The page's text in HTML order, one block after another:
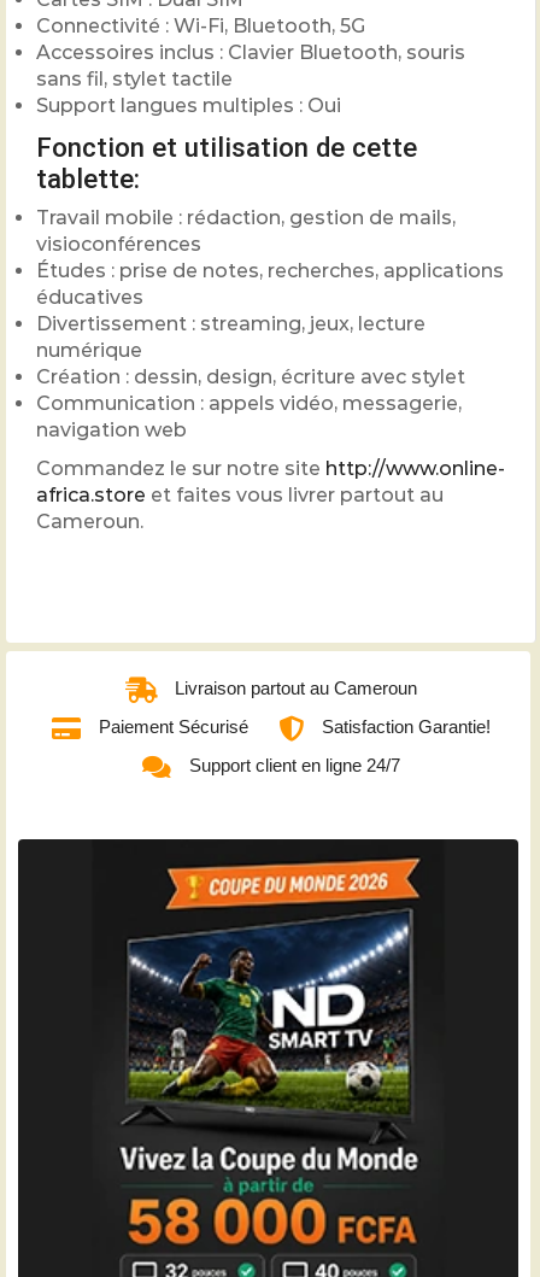
Connectivité : Wi-Fi, Bluetooth, 5G
Accessoires inclus : Clavier Bluetooth, souris
sans fil, stylet tactile
Support langues multiples : Oui
Fonction et utilisation de cette
tablette:
Travail mobile : rédaction, gestion de mails,
visioconférences
Études : prise de notes, recherches, applications
éducatives
Divertissement : streaming, jeux, lecture
numérique
Création : dessin, design, écriture avec stylet
Communication : appels vidéo, messagerie,
navigation web
Commandez le sur notre site http://www.online-
africa.store et faites vous livrer partout au
Cameroun.
Livraison partout au Cameroun
Paiement Sécurisé
Satisfaction Garantie!
Support client en ligne 24/7